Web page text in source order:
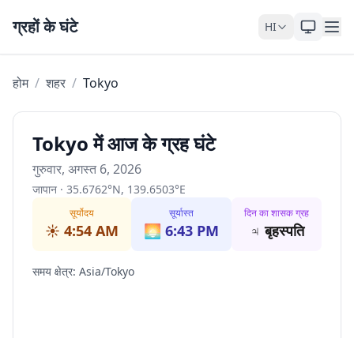
Skip to content
ग्रहों के घंटे HI
होम / शहर / Tokyo
Tokyo में आज के ग्रह घंटे
गुरुवार, अगस्त 6, 2026
जापान · 35.6762°N, 139.6503°E
सूर्योदय
☀️ 4:54 AM
सूर्यास्त
🌅 6:43 PM
दिन का शासक ग्रह
♃ बृहस्पति
समय क्षेत्र: Asia/Tokyo